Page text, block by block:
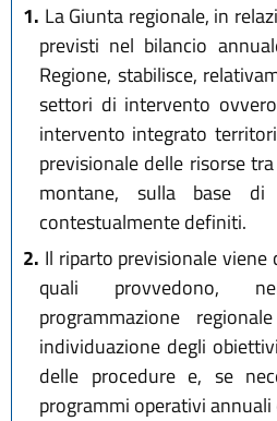
1. La Giunta regionale, in
previsti nel bilancio
Regione, stabilisce,
settori di intervento
intervento integrato
previsionale delle risorse
montane, sulla base
contestualmente definiti.
2. Il riparto previsionale
quali provvedono,
programmazione
individuazione degli
delle procedure e, se
programmi operativi